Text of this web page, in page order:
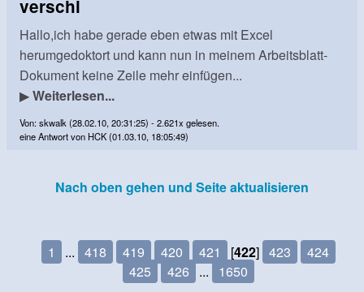
verschi
Hallo,ich habe gerade eben etwas mit Excel
herumgedoktort und kann nun in meinem Arbeitsblatt-
Dokument keine Zeile mehr einfügen...
▶Weiterlesen...
Von: skwalk (28.02.10, 20:31:25) - 2.621x gelesen.
eine Antwort von HCK (01.03.10, 18:05:49)
Nach oben gehen und Seite aktualisieren
1 ... 418 419 420 421 [422] 423
424
425
426 ... 1650